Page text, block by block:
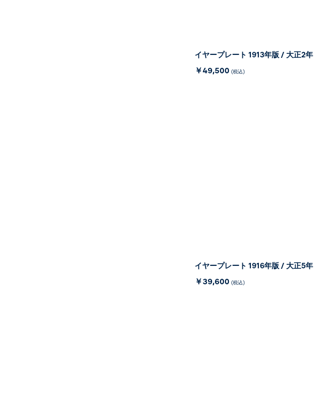
イヤープレート 1913年版 / 大正2年
￥49,500 (税込)
イヤープレート 1916年版 / 大正5年
￥39,600 (税込)